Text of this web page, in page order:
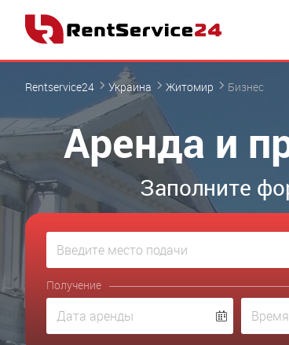
Rentservice24 Украина Житомир Бизнес
Аренда и
Заполните
Получение